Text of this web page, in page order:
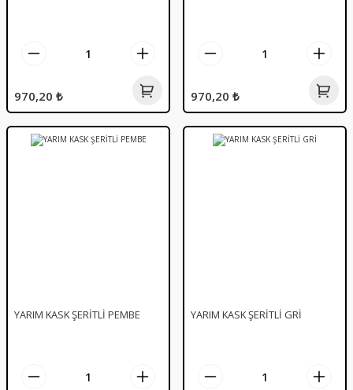
970,20 ₺ 970,20 ₺
YARIM KASK ŞERİTLİ PEMBE YARIM KASK ŞERİTLİ GRİ